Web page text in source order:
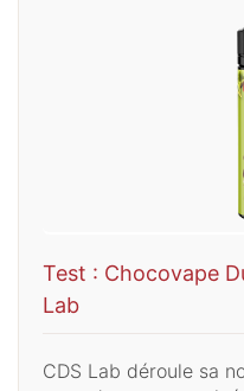
Test : Chocovape
Lab
CDS Lab déroule sa